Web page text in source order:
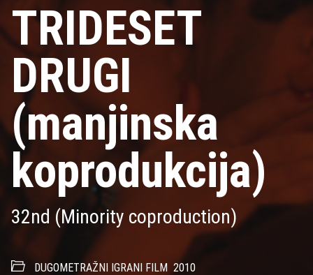
TRIDESET
DRUGI
(manjinska
koprodukcija)
32nd (Minority coproduction)
DUGOMETRAŽNI IGRANI FILM 2010